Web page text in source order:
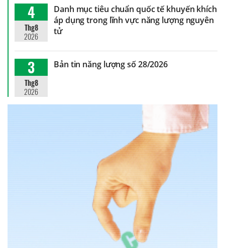
4
Thg8
2026
Danh mục tiêu chuẩn quốc tế khuyến khích
áp dụng trong lĩnh vực năng lượng nguyên
tử
3
Thg8
2026
Bản tin năng lượng số 28/2026